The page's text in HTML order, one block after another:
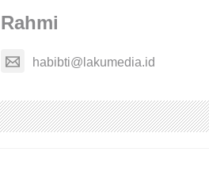
Rahmi
habibti@lakumedia.id